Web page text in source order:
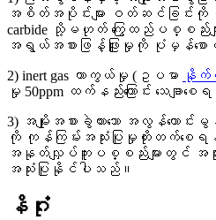
အစိတ်အပိုင်းများ ဝတ်ဆင်ခြင်းကို
carbide သို့မဟုတ် ကြွေထည်ပစ္စည်
အရွယ်အစားဖြန့်ဖြူးမှုကို ပုံမှန်စေ
2) inert gas ကာကွယ်မှု (ဥပမာ
နိုက်
မှု 50ppm ထက်နည်းကြောင်း သေချာစေ
3) အမျိုးအစားခွဲထားသော အလွန်ကောင်းမွ
ကို ကုန်ကြမ်းအသုံးပြုမှုတိုးတက်စေ
အနုတ်လျှပ်ကူးပစ္စည်းများတွင်
အသုံးပြုနိုင်ပါသည်။
နိဂုံး